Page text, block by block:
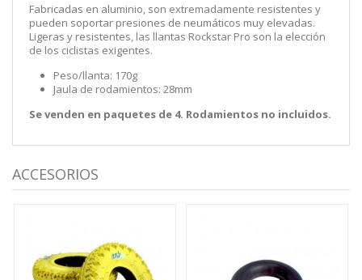
Fabricadas en aluminio, son extremadamente resistentes y
pueden soportar presiones de neumáticos muy elevadas.
Ligeras y resistentes, las llantas Rockstar Pro son la elección
de los ciclistas exigentes.
Peso/llanta: 170g
Jaula de rodamientos: 28mm
Se venden en paquetes de 4. Rodamientos no incluidos.
ACCESORIOS